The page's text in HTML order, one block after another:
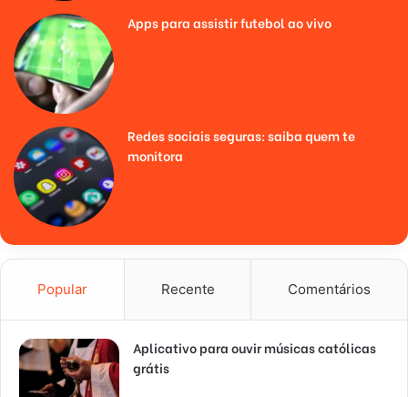
Apps para assistir futebol ao vivo
Redes sociais seguras: saiba quem te
monitora
Popular Recente Comentários
Aplicativo para ouvir músicas católicas
grátis